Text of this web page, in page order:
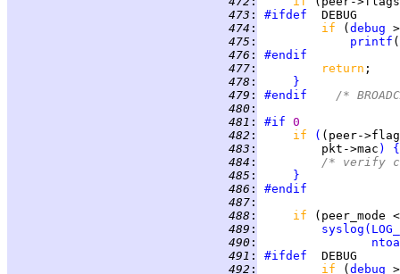
473 : #ifdef
474 : if ( debug
475 : printf (
476 :
#endif
477 : return
478 :
}
479 : #endif
/*
480 :
481 : #if 0
482 : if ( (peer-
483 :
         pkt->mac
)
{
484 :
/* verify
485 :
}
486 :
#endif
487 :
488 : if
(peer_mode
489 : syslog (
490 :
ntoa
491 : #ifdef
492 : if ( debug